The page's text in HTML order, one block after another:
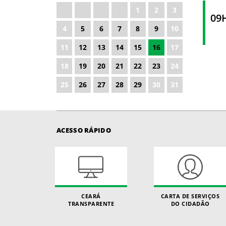
2028
1 2
3
4
5 6 7 8 9
10
11
12 13 14 15 16
17
18
19 20 21 22 23
24
25
26 27 28 29 30 31
ACESSO RÁPIDO
CEARÁ
TRANSPARENTE
CARTA DE SERVIÇOS
DO CIDADÃO